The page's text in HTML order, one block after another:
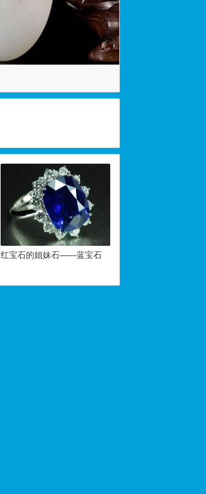
红宝石的姐妹石——蓝宝石